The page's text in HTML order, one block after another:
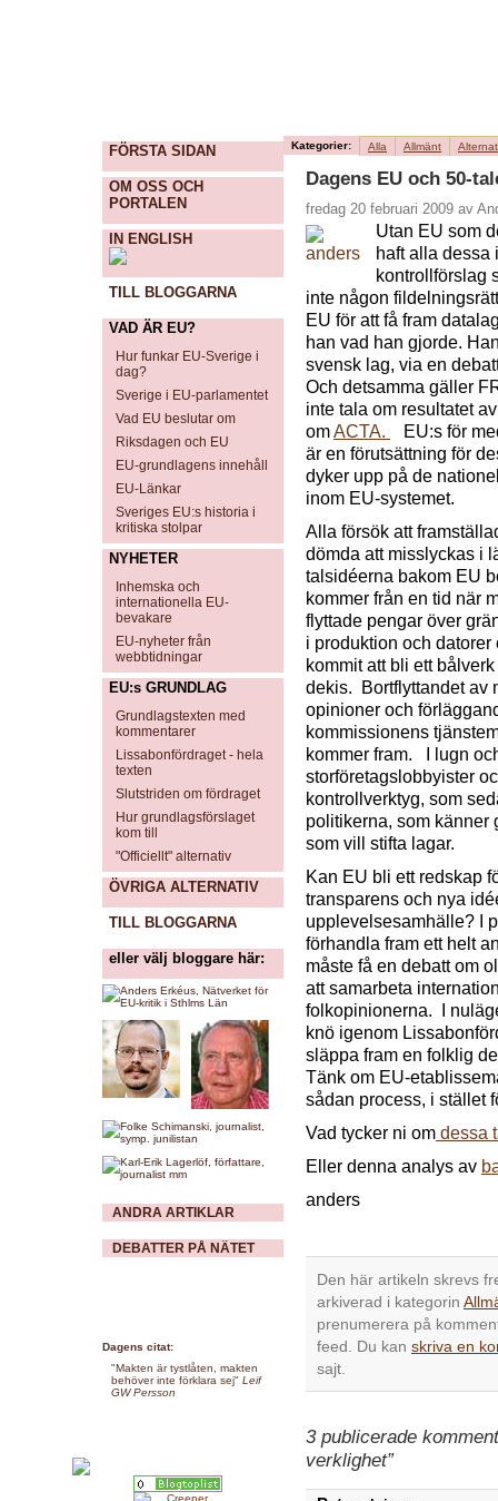
FÖRSTA SIDAN
OM OSS OCH
PORTALEN
IN ENGLISH
TILL BLOGGARNA
VAD ÄR EU?
Hur funkar EU-Sverige i
dag?
Sverige i EU-parlamentet
Vad EU beslutar om
Riksdagen och EU
EU-grundlagens innehåll
EU-Länkar
Sveriges EU:s historia i
kritiska stolpar
NYHETER
Inhemska och
internationella EU-
bevakare
EU-nyheter från
webbtidningar
EU:s GRUNDLAG
Grundlagstexten med
kommentarer
Lissabonfördraget - hela
texten
Slutstriden om fördraget
Hur grundlagsförslaget
kom till
"Officiellt" alternativ
ÖVRIGA ALTERNATIV
TILL BLOGGARNA
eller välj bloggare här:
ANDRA ARTIKLAR
DEBATTER PÅ NÄTET
Dagens citat:
"Makten är tystlåten, makten
behöver inte förklara sej" Leif
GW Persson
Kategorier: Alla Allmänt
Dagens EU och 50-
fredag 20 februari 2009 av
Utan EU som
haft alla dessa
kontrollförslag
inte någon
EU för att få fram
han vad han gjorde.
svensk lag, via en
Och detsamma gäller
inte tala om resultatet
omACTA.
EU:s för
är en förutsättning för
dyker upp på de
inom EU-systemet.
Alla försök att
dömda att misslyckas i
talsidéerna bakom EU
kommer från en tid när
flyttade pengar över
i produktion och
kommit att bli ett
dekis. Bortflyttandet av
opinioner och
kommissionens
kommer fram. I lugn
storföretagslobbyister
kontrollverktyg, som
politikerna, som känner
som vill stifta lagar.
Kan EU bli ett redskap
transparens och nya
upplevelsesamhälle? I
förhandla fram ett helt
måste få en debatt om
att samarbeta
folkopinionerna. I
knö igenom
släppa fram en folklig
Tänk om EU-
sådan process, i stället
Vad tycker ni om dessa
Eller denna analys av
anders
Den här artikeln skrevs
arkiverad i kategorin
prenumerera på
feed. Du kan skriva en
sajt.
3 publicerade
verklighet”